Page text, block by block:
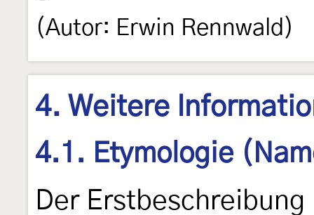
(Autor: Erwin Rennwald)
4. Weitere
4.1. Etymologie
Der